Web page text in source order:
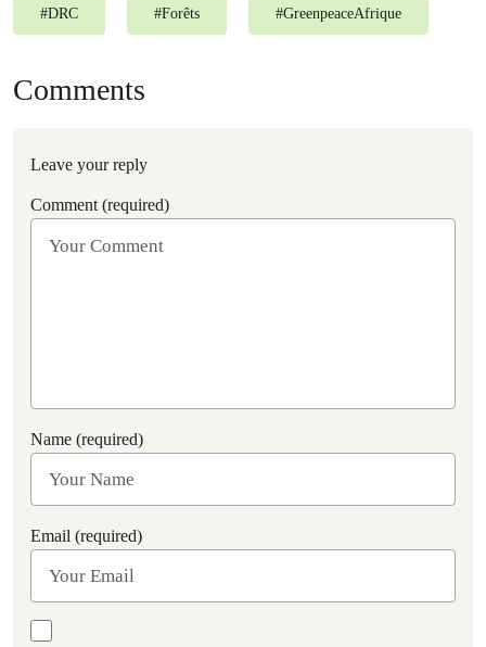
#DRC #Forêts #GreenpeaceAfrique
Comments
Leave your reply
Comment (required)
Name (required)
Email (required)